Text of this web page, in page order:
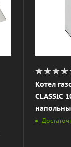
Котел
CLASSIC